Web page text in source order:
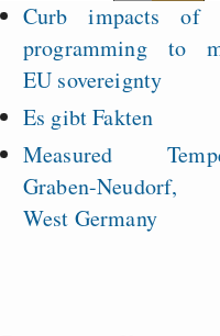
Curb impacts
programming to
EU sovereignty
Es gibt Fakten
Measured
Graben-Neudorf,
West Germany